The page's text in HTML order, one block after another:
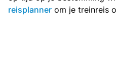
reisplanner om je treinreis